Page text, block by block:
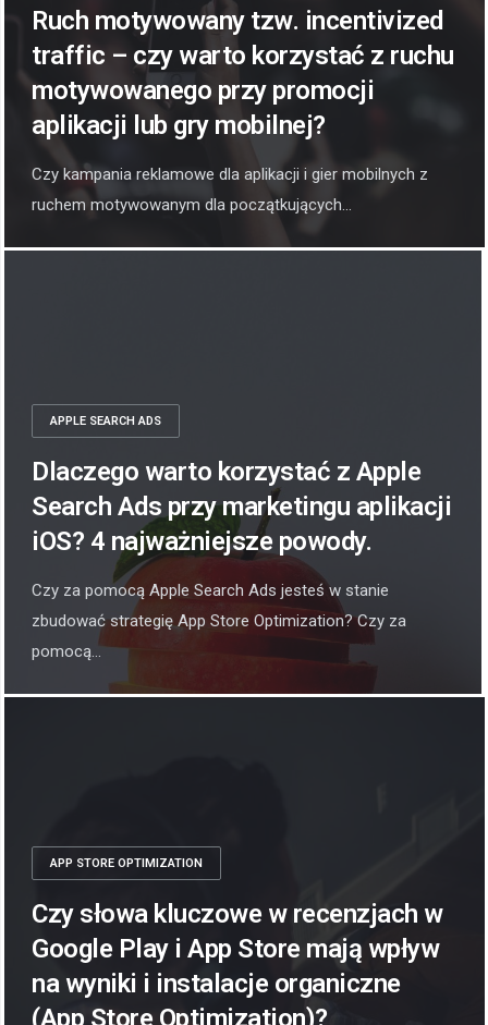
Ruch motywowany tzw. incentivized
traffic – czy warto korzystać z ruchu
motywowanego przy promocji
aplikacji lub gry mobilnej?
Czy kampania reklamowe dla aplikacji i gier mobilnych z
ruchem motywowanym dla początkujących...
APPLE SEARCH ADS
Dlaczego warto korzystać z Apple
Search Ads przy marketingu aplikacji
iOS? 4 najważniejsze powody.
Czy za pomocą Apple Search Ads jesteś w stanie
zbudować strategię App Store Optimization? Czy za
pomocą...
APP STORE OPTIMIZATION
Czy słowa kluczowe w recenzjach w
Google Play i App Store mają wpływ
na wyniki i instalacje organiczne
(App Store Optimization)?